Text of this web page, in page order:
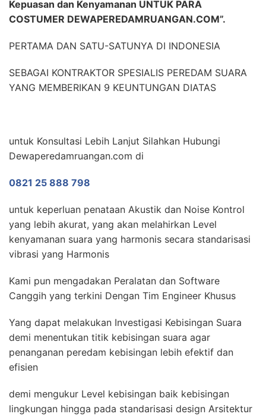
Kepuasan dan Kenyamanan UNTUK PARA
COSTUMER DEWAPEREDAMRUANGAN.COM”.
PERTAMA DAN SATU-SATUNYA DI INDONESIA
SEBAGAI KONTRAKTOR SPESIALIS PEREDAM SUARA
YANG MEMBERIKAN 9 KEUNTUNGAN DIATAS
untuk Konsultasi Lebih Lanjut Silahkan Hubungi
Dewaperedamruangan.com di
0821 25 888 798
untuk keperluan penataan Akustik dan Noise Kontrol
yang lebih akurat, yang akan melahirkan Level
kenyamanan suara yang harmonis secara standarisasi
vibrasi yang Harmonis
Kami pun mengadakan Peralatan dan Software
Canggih yang terkini Dengan Tim Engineer Khusus
Yang dapat melakukan Investigasi Kebisingan Suara
demi menentukan titik kebisingan suara agar
penanganan peredam kebisingan lebih efektif dan
efisien
demi mengukur Level kebisingan baik kebisingan
lingkungan hingga pada standarisasi design Arsitektur